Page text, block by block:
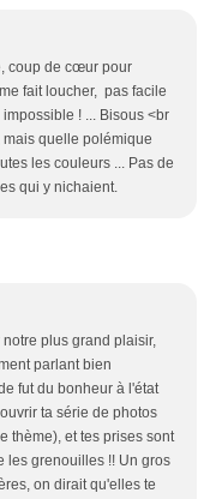
coup de cœur pour
fait loucher, pas facile
! ... Bisous <br
quelle polémique
les couleurs ... Pas de
qui y nichaient.
plus grand plaisir,
parlant bien
fut du bonheur à l'état
ta série de photos
thème), et tes prises sont
les grenouilles !! Un gros
on dirait qu'elles te